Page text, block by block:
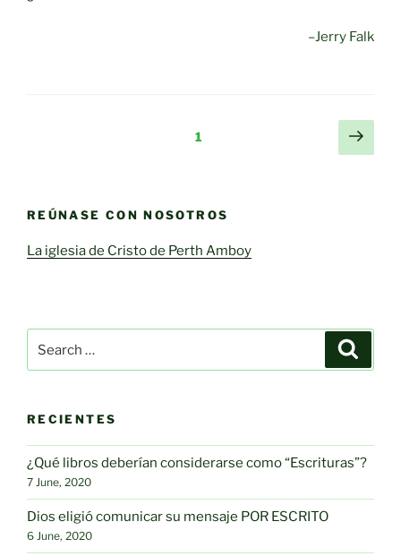
–Jerry Falk
Page1
Next
page
REÚNASE CON NOSOTROS
La iglesia de Cristo de Perth Amboy
for:
RECIENTES
¿Qué libros deberían considerarse como “Escrituras”?
7 June, 2020
Dios eligió comunicar su mensaje POR ESCRITO
6 June, 2020